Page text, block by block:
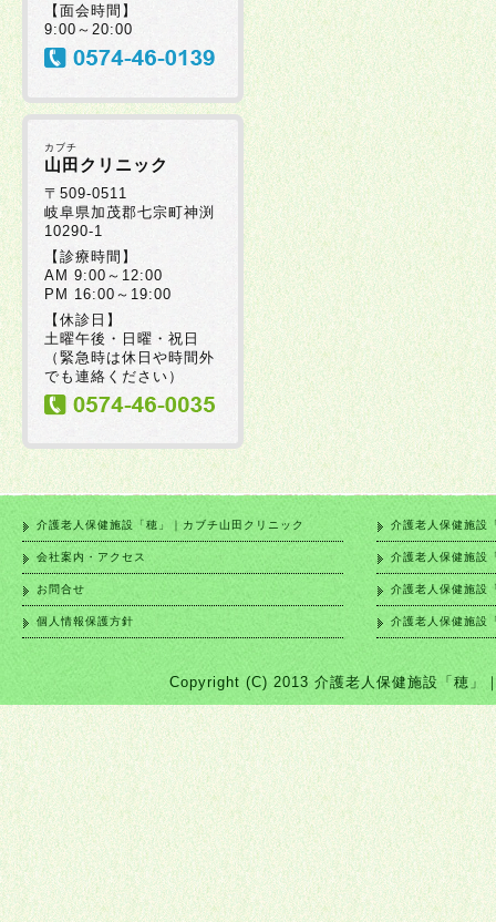
【面会時間】
9:00～20:00
カブチ
山田クリニック
〒509-0511
岐阜県加茂郡七宗町神渕
10290-1
【診療時間】
AM 9:00～12:00
PM 16:00～19:00
【休診日】
土曜午後・日曜・祝日
（緊急時は休日や時間外
でも連絡ください）
介護老人保健施設「穂」｜カブチ山田クリニック
会社案内・アクセス
お問合せ
個人情報保護方針
介護老人保健施設
介護老人保健施設
介護老人保健施設
介護老人保健施設
Copyright (C) 2013 介護老人保健施設「穂